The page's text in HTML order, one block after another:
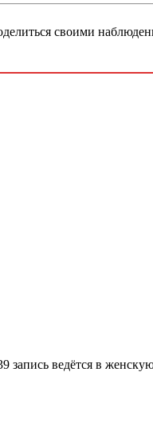
своими
ведётся в